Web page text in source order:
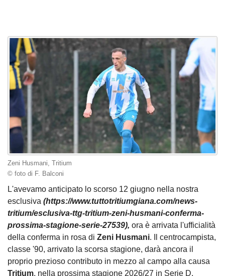
Zeni Husmani, Tritium
© foto di F. Balconi
L'avevamo anticipato lo scorso 12 giugno nella nostra
esclusiva (https://www.tuttotritiumgiana.com/news-
tritium/esclusiva-ttg-tritium-zeni-husmani-conferma-
prossima-stagione-serie-27539), ora è arrivata l'ufficialità
della conferma in rosa di Zeni Husmani. Il centrocampista,
classe '90, arrivato la scorsa stagione, darà ancora il
proprio prezioso contributo in mezzo al campo alla causa
Tritium, nella prossima stagione 2026/27 in Serie D.